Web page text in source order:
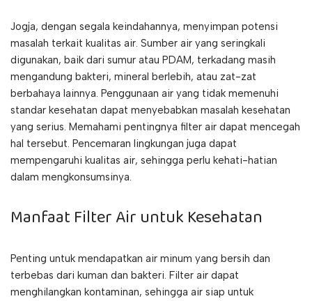
Jogja, dengan segala keindahannya, menyimpan potensi
masalah terkait kualitas air. Sumber air yang seringkali
digunakan, baik dari sumur atau PDAM, terkadang masih
mengandung bakteri, mineral berlebih, atau zat-zat
berbahaya lainnya. Penggunaan air yang tidak memenuhi
standar kesehatan dapat menyebabkan masalah kesehatan
yang serius. Memahami pentingnya filter air dapat mencegah
hal tersebut. Pencemaran lingkungan juga dapat
mempengaruhi kualitas air, sehingga perlu kehati-hatian
dalam mengkonsumsinya.
Manfaat Filter Air untuk Kesehatan
Penting untuk mendapatkan air minum yang bersih dan
terbebas dari kuman dan bakteri. Filter air dapat
menghilangkan kontaminan, sehingga air siap untuk